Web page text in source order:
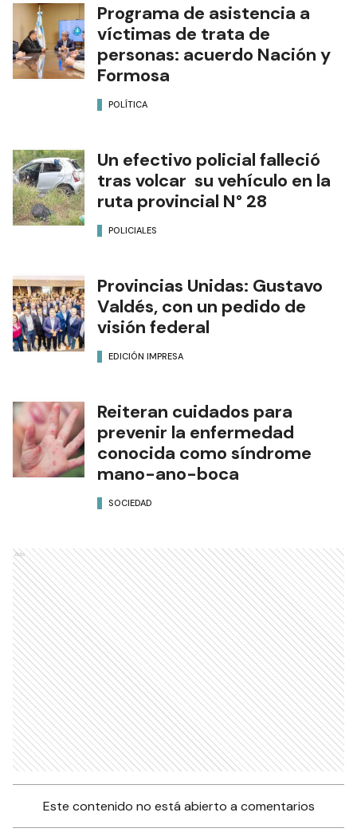
Programa de asistencia a
víctimas de trata de
personas: acuerdo Nación y
Formosa
POLÍTICA
Un efectivo policial falleció
tras volcar su vehículo en la
ruta provincial N° 28
POLICIALES
Provincias Unidas: Gustavo
Valdés, con un pedido de
visión federal
EDICIÓN IMPRESA
Reiteran cuidados para
prevenir la enfermedad
conocida como síndrome
mano-ano-boca
SOCIEDAD
Ads
Este contenido no está abierto a comentarios